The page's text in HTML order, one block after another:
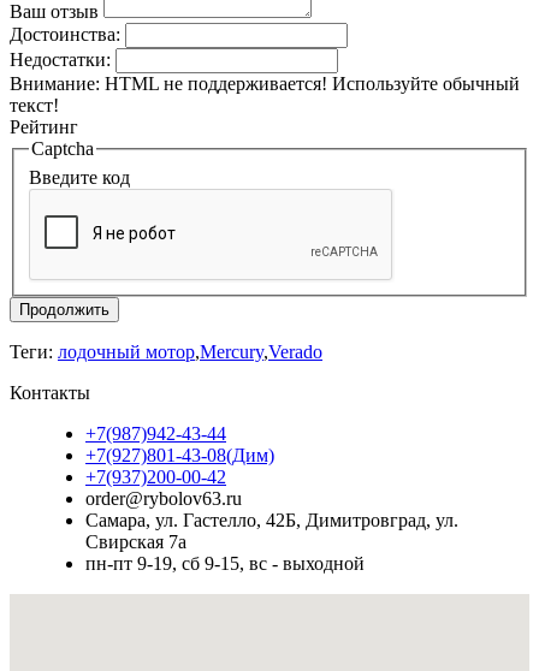
Ваш отзыв
Достоинства:
Недостатки:
Внимание: HTML не поддерживается! Используйте обычный
текст!
Рейтинг
Captcha
Введите код
Продолжить
Теги: лодочный мотор,Mercury,Verado
Контакты
+7(987)942-43-44
+7(927)801-43-08(Дим)
+7(937)200-00-42
order@rybolov63.ru
Самара, ул. Гастелло, 42Б, Димитровград, ул.
Свирская 7а
пн-пт 9-19, сб 9-15, вс - выходной